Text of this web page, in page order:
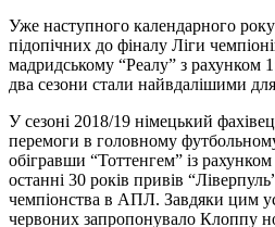
Уже наступного календарного
підопічних до фіналу Ліги
мадридському “Реалу” з рахунком
два сезони стали найвдалішими
У сезоні 2018/19 німецький
перемоги в головному футбольному
обігравши “Тоттенгем” із
останні 30 років привів
чемпіонства в АПЛ. Завдяки цим
червоних запропонувало Клоппу